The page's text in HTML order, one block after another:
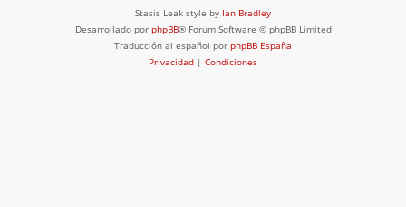
Stasis Leak style by Ian Bradley
Desarrollado por phpBB® Forum Software © phpBB Limited
Traducción al español por phpBB España
Privacidad | Condiciones